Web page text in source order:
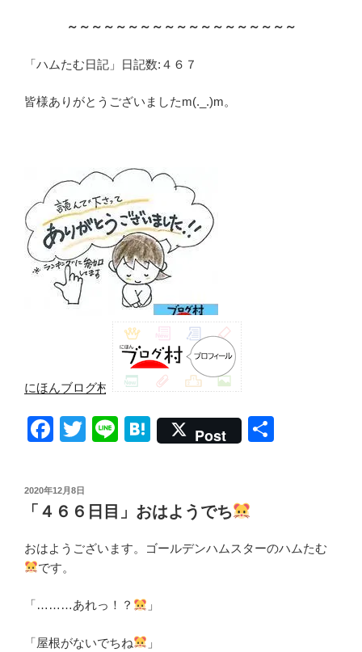
～～～～～～～～～～～～～～～～～～～
「ハムたむ日記」日記数:４６７
皆様ありがとうございましたm(._.)m。
にほんブログ村
F
c
e
o
o
k
T
er
Li
H
n
Post
投
2020年12月8日
「４６６日目」おはようでち
おはようございます。ゴールデンハムスターのハムたむ
です。
「………あれっ！？ 」
「屋根がないでちね 」